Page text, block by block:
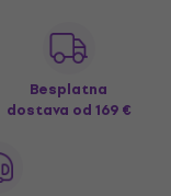
Besplatna
dostava od 169 €